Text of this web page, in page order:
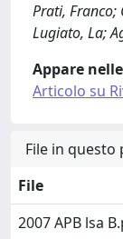
Prati, Franco;
Lugiato, La;
Appare
Articolo su
File in
File
2007 APB lsa